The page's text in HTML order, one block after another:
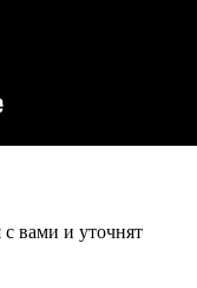
вами и уточнят